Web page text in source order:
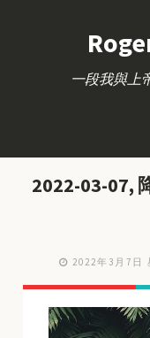
一段我與上
2022-03-07,
2022年3月7日